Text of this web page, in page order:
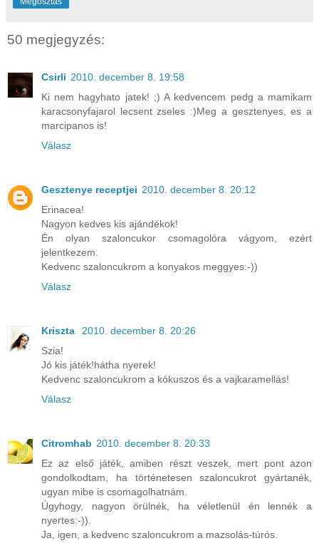
50 megjegyzés:
Csirli 2010. december 8. 19:58
Ki nem hagyhato jatek! ;) A kedvencem pedg a mamikam
karacsonyfajarol lecsent zseles :)Meg a gesztenyes, es a
marcipanos is!
Válasz
Gesztenye receptjei 2010. december 8. 20:12
Erinacea!
Nagyon kedves kis ajándékok!
Én olyan szaloncukor csomagolóra vágyom, ezért
jelentkezem.
Kedvenc szaloncukrom a konyakos meggyes:-))
Válasz
Kriszta
2010. december 8. 20:26
Szia!
Jó kis játék!hátha nyerek!
Kedvenc szaloncukrom a kókuszos és a vajkaramellás!
Válasz
Citromhab 2010. december 8. 20:33
Ez az első játék, amiben részt veszek, mert pont azon
gondolkodtam, ha történetesen szaloncukrot gyártanék,
ugyan mibe is csomagolhatnám.
Úgyhogy, nagyon örülnék, ha véletlenül én lennék a
nyertes:-)).
Ja, igen, a kedvenc szaloncukrom a mazsolás-túrós.